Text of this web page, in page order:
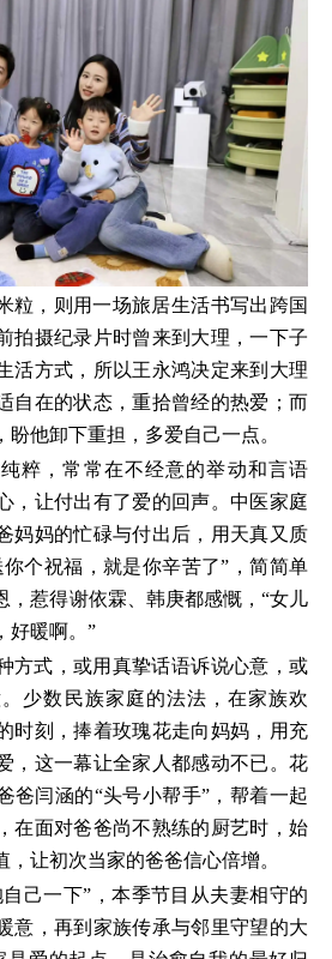
粒，则用一场旅居生活书写出跨国
拍摄纪录片时曾来到大理，一下子
活方式，所以王永鸿决定来到大理
自在的状态，重拾曾经的热爱；而
他卸下重担，多爱自己一点。
粹，常常在不经意的举动和言语
，让付出有了爱的回声。中医家庭
妈妈的忙碌与付出后，用天真又质
个祝福，就是你辛苦了”，简简单
，惹得谢依霖、韩庚都感慨，“女儿
好暖啊。”
方式，或用真挚话语诉说心意，或
少数民族家庭的法法，在家族欢
时刻，捧着玫瑰花走向妈妈，用充
，这一幕让全家人都感动不已。花
爸闫涵的“头号小帮手”，帮着一起
在面对爸爸尚不熟练的厨艺时，始
让初次当家的爸爸信心倍增。
己一下”，本季节目从夫妻相守的
意，再到家族传承与邻里守望的大